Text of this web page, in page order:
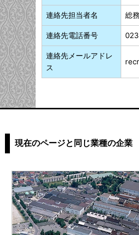
連絡先担当者名 総
連絡先電話番号
連絡先メールアドレ
ス
現在のページと同じ業種の企業